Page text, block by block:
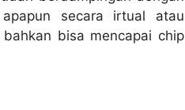
secara irtual atau
bisa mencapai chip